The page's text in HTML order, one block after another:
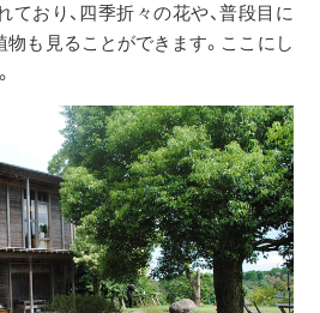
おり、四季折々の花や、普段目に
も見ることができます。ここにし